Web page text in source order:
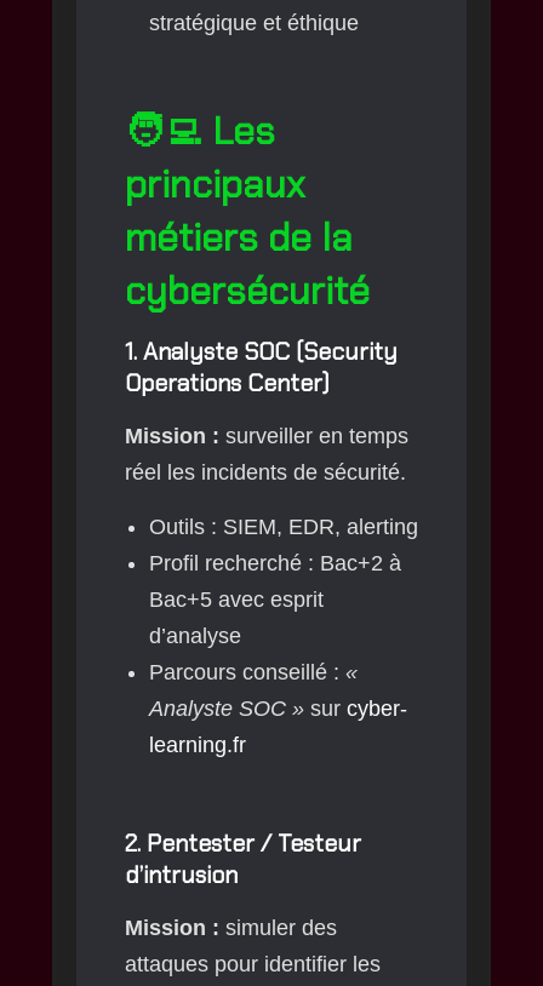
stratégique et éthique
🧑‍💻 Les
principaux
métiers de la
cybersécurité
1. Analyste SOC(Security
Operations Center)
Mission : surveiller en temps
réel les incidents de sécurité.
Outils : SIEM, EDR, alerting
Profil recherché : Bac+2 à
Bac+5 avec esprit
d’analyse
Parcours conseillé : «
Analyste SOC »sur cyber-
learning.fr
2. Pentester / Testeur
d’intrusion
Mission : simuler des
attaques pour identifier les